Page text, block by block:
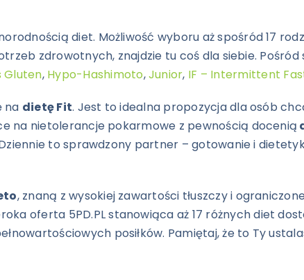
diet. Możliwość wyboru aż spośród 17
zdrowotnych, znajdzie tu coś dla siebie.
Gluten, Hypo-Hashimoto,Junior, IF – Intermittent
na dietę Fit. Jest to idealna propozycja dla osób
na nietolerancje pokarmowe z pewnością docenią
to sprawdzony partner – gotowanie i
, znaną z wysokiej zawartości tłuszczy i
oferta 5PD.PL stanowiąca aż 17 różnych diet
posiłków. Pamiętaj, że to Ty